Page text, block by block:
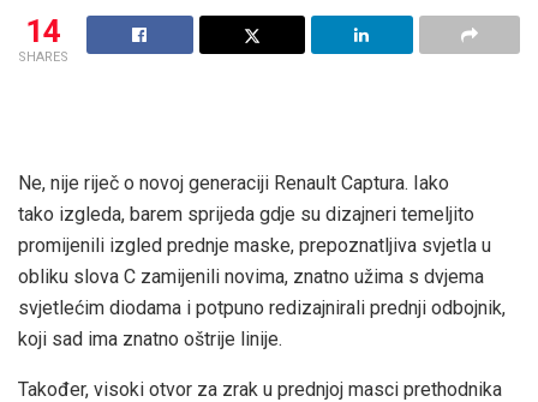
14
SHARES
Ne, nije riječ o novoj generaciji Renault Captura. Iako
tako izgleda, barem sprijeda gdje su dizajneri temeljito
promijenili izgled prednje maske, prepoznatljiva svjetla u
obliku slova C zamijenili novima, znatno užima s dvjema
svjetlećim diodama i potpuno redizajnirali prednji odbojnik,
koji sad ima znatno oštrije linije.
Također, visoki otvor za zrak u prednjoj masci prethodnika